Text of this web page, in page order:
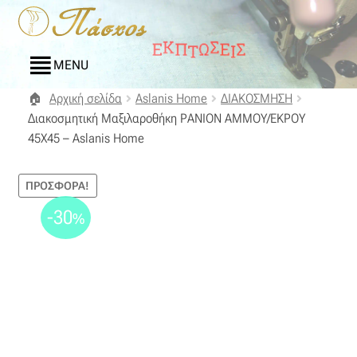
Απευθείας
μετάβαση
στην
πλοήγηση
Μετάβαση
σε
περιεχόμενο
MENU
Αρχική
Blog
Compare
Αγαπημένα
Αρχική σελίδα Aslanis Home
ΔΙΑΚΟΣΜΗΣΗ
Διακοσμητική Μαξιλαροθήκη ΡΑΝΙΟΝ ΑΜΜΟΥ/ΕΚΡΟΥ
45Χ45 – Aslanis Home
ΠΡΟΣΦΟΡΆ!
-30%